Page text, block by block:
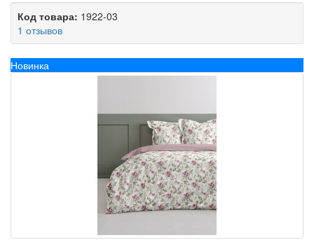
Код товара: 1922-03
1 отзывов
Новинка